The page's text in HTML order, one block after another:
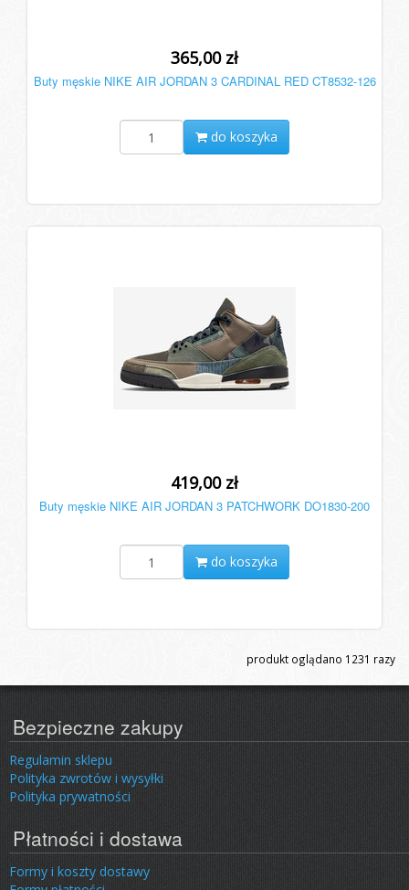
365,00 zł
Buty męskie NIKE AIR JORDAN 3 CARDINAL RED CT8532-126
do koszyka
419,00 zł
Buty męskie NIKE AIR JORDAN 3 PATCHWORK DO1830-200
do koszyka
produkt oglądano 1231 razy
Bezpieczne zakupy
Regulamin sklepu
Polityka zwrotów i wysyłki
Polityka prywatności
Płatności i dostawa
Formy i koszty dostawy